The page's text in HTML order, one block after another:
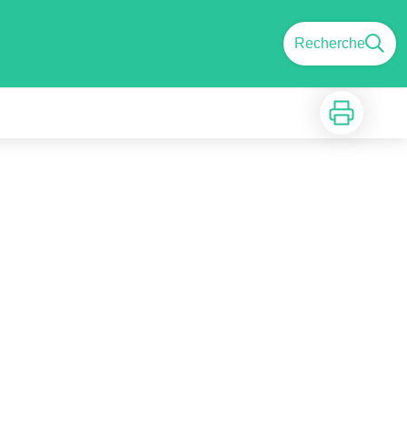
Recherche
Imprimer